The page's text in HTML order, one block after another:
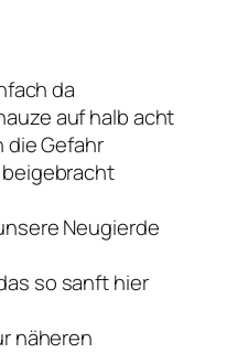
da
auf halb acht
die Gefahr
Neugierde
so sanft hier
näheren